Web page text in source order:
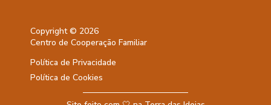
Copyright © 2026
Centro de Cooperação Familiar
Política de Privacidade
Política de Cookies